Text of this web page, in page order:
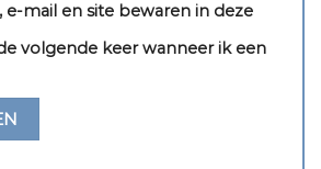
e-mail en site bewaren in deze
volgende keer wanneer ik een